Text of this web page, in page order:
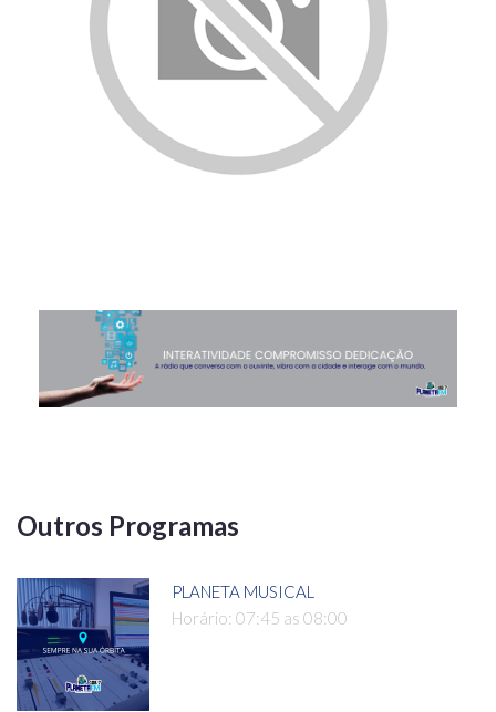
Outros Programas
PLANETA MUSICAL
Horário: 07:45 as 08:00